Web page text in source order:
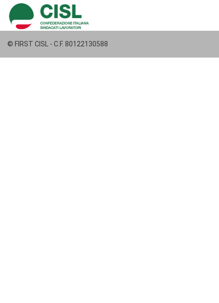
© FIRST CISL - C.F. 80122130588